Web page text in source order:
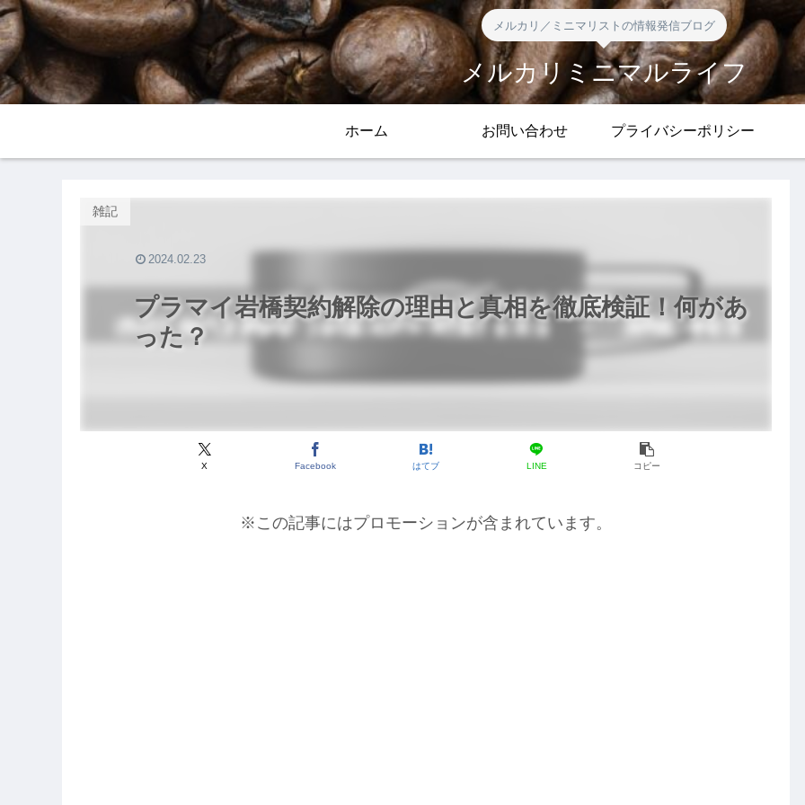
メルカリ／ミニマリストの情報発信ブログ
メルカリミニマルライフ
ホーム お問い合わせ プライバシーポリシー
プラマイ岩橋契約解除の理由と真相を徹底検証！何があ
った？
雑記
X Facebook はてブ LINE コピー
2024.02.23
※この記事にはプロモーションが含まれています。